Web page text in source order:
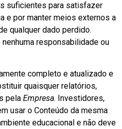
suficientes para satisfazer
e por manter meios externos a
qualquer dado perdido.
nenhuma responsabilidade ou
completo e atualizado e
quaisquer relatórios,
pela Empresa. Investidores,
usar o Conteúdo da mesma
educacional e não deve